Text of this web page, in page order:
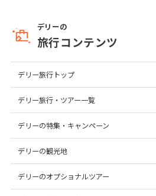
デリーの
旅行コンテンツ
デリー旅行トップ
デリー旅行・ツアー一覧
デリーの特集・キャンペーン
デリーの観光地
デリーのオプショナルツアー